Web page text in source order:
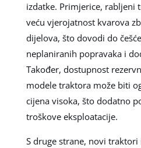
izdatke. Primjerice, rabljeni
veću vjerojatnost kvarova
dijelova, što dovodi do
neplaniranih popravaka i
Također, dostupnost
modele traktora može biti
cijena visoka, što dodatno
troškove eksploatacije.
S druge strane, novi